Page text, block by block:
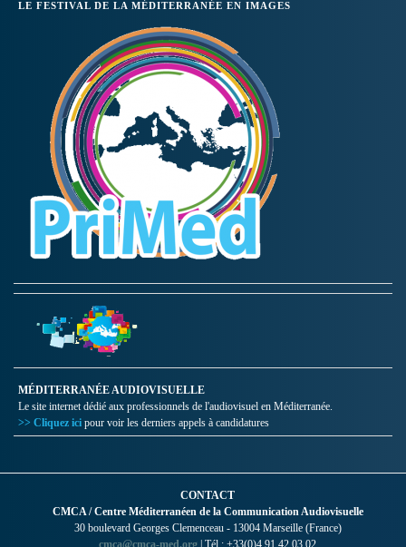
LE FESTIVAL DE LA MÉDITERRANÉE EN IMAGES
MÉDITERRANÉE AUDIOVISUELLE
Le site internet dédié aux professionnels de l'audiovisuel en Méditerranée.
>> Cliquez ici pour voir les derniers appels à candidatures
CONTACT
CMCA / Centre Méditerranéen de la Communication Audiovisuelle
30 boulevard Georges Clemenceau - 13004 Marseille (France)
cmca@cmca-med.org | Tél : +33(0)4 91 42 03 02